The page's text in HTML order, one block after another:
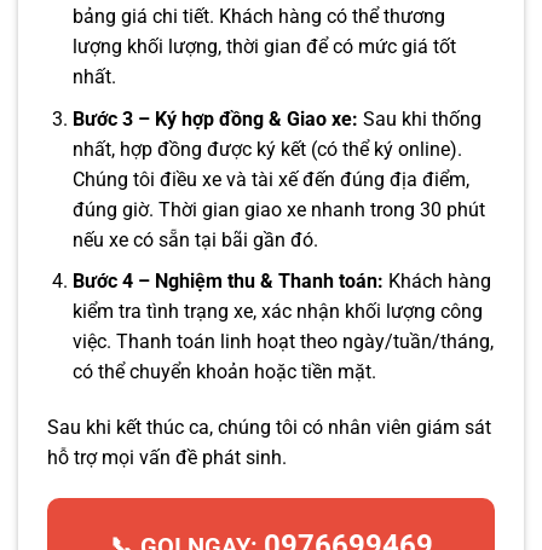
bảng giá chi tiết. Khách hàng có thể thương
lượng khối lượng, thời gian để có mức giá tốt
nhất.
Bước 3 – Ký hợp đồng & Giao xe: Sau khi thống
nhất, hợp đồng được ký kết (có thể ký online).
Chúng tôi điều xe và tài xế đến đúng địa điểm,
đúng giờ. Thời gian giao xe nhanh trong 30 phút
nếu xe có sẵn tại bãi gần đó.
Bước 4 – Nghiệm thu & Thanh toán: Khách hàng
kiểm tra tình trạng xe, xác nhận khối lượng công
việc. Thanh toán linh hoạt theo ngày/tuần/tháng,
có thể chuyển khoản hoặc tiền mặt.
Sau khi kết thúc ca, chúng tôi có nhân viên giám sát
hỗ trợ mọi vấn đề phát sinh.